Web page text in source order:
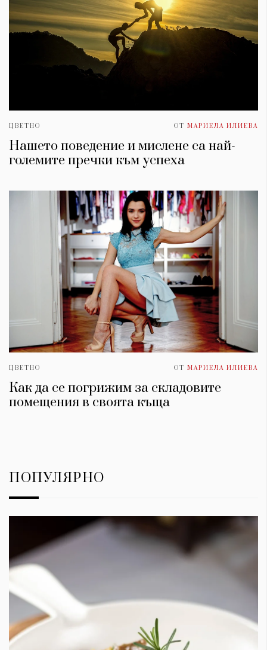
ЦВЕТНО ОТ МАРИЕЛА ИЛИЕВА
Нашето поведение и мислене са най-
големите пречки към успеха
ЦВЕТНО ОТ МАРИЕЛА ИЛИЕВА
Как да се погрижим за складовите
помещения в своята къща
ПОПУЛЯРНО